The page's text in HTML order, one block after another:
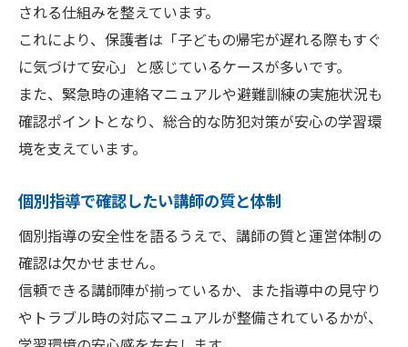
される仕組みを整えています。
これにより、保護者は「子どもの帰宅が遅れる際もすぐ
に気づけて安心」と感じているケースが多いです。
また、緊急時の連絡マニュアルや避難訓練の実施状況も
確認ポイントとなり、総合的な防犯対策が安心の学習環
境を支えています。
個別指導で確認したい講師の質と体制
個別指導の安全性を語るうえで、講師の質と運営体制の
確認は欠かせません。
信頼できる講師陣が揃っているか、また指導中の見守り
やトラブル時の対応マニュアルが整備されているかが、